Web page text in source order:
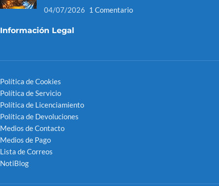
04/07/2026 1 Comentario
Información Legal
Política de Cookies
Política de Servicio
Política de Licenciamiento
Política de Devoluciones
Medios de Contacto
Medios de Pago
Lista de Correos
NotiBlog